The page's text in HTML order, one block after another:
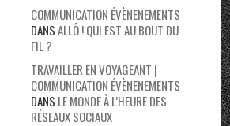
COMMUNICATION ÉVÈNENEMENTS
DANSALLÔ ! QUI EST AU BOUT DU
FIL ?
TRAVAILLER EN VOYAGEANT |
COMMUNICATION ÉVÈNENEMENTS
DANS LE MONDE À L’HEURE DES
RÉSEAUX SOCIAUX